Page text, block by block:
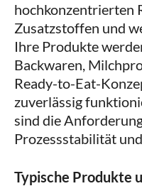
hochkonzentrierten
Zusatzstoffen und
Ihre Produkte
Backwaren,
Ready-to-Eat-
zuverlässig
sind die
Prozessstabilität
Typische Produkte